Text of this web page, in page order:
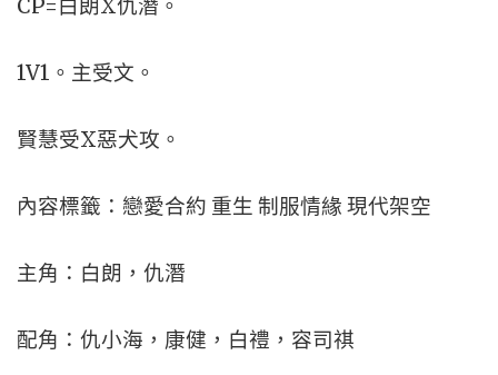
CP=白朗X仇潛。
1V1。主受文。
賢慧受X惡犬攻。
內容標籤：戀愛合約 重生 制服情緣 現代架空
主角：白朗，仇潛
配角：仇小海，康健，白禮，容司祺